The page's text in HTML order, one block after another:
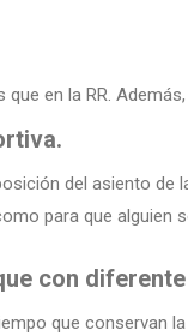
en la RR.
del asiento
para que alguien
con
que conservan